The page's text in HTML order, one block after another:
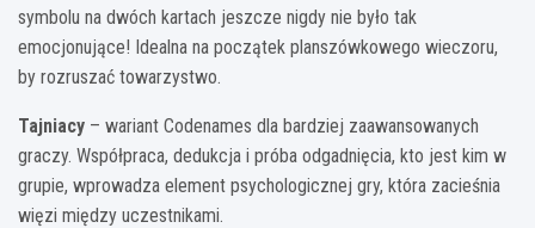
symbolu na dwóch kartach jeszcze nigdy nie było tak
emocjonujące! Idealna na początek planszówkowego wieczoru,
by rozruszać towarzystwo.
Tajniacy – wariant Codenames dla bardziej zaawansowanych
graczy. Współpraca, dedukcja i próba odgadnięcia, kto jest kim w
grupie, wprowadza element psychologicznej gry, która zacieśnia
więzi między uczestnikami.